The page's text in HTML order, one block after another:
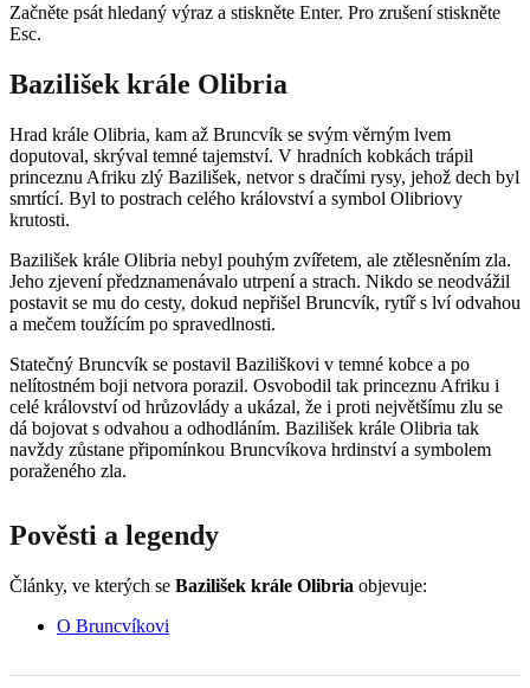
Začněte psát hledaný výraz a stiskněte Enter. Pro zrušení stiskněte
Esc.
Bazilišek krále Olibria
Hrad krále Olibria, kam až Bruncvík se svým věrným lvem
doputoval, skrýval temné tajemství. V hradních kobkách trápil
princeznu Afriku zlý Bazilišek, netvor s dračími rysy, jehož dech byl
smrtící. Byl to postrach celého království a symbol Olibriovy
krutosti.
Bazilišek krále Olibria nebyl pouhým zvířetem, ale ztělesněním zla.
Jeho zjevení předznamenávalo utrpení a strach. Nikdo se neodvážil
postavit se mu do cesty, dokud nepřišel Bruncvík, rytíř s lví odvahou
a mečem toužícím po spravedlnosti.
Statečný Bruncvík se postavil Baziliškovi v temné kobce a po
nelítostném boji netvora porazil. Osvobodil tak princeznu Afriku i
celé království od hrůzovlády a ukázal, že i proti největšímu zlu se
dá bojovat s odvahou a odhodláním. Bazilišek krále Olibria tak
navždy zůstane připomínkou Bruncvíkova hrdinství a symbolem
poraženého zla.
Pověsti a legendy
Články, ve kterých se Bazilišek krále Olibria objevuje:
O Bruncvíkovi